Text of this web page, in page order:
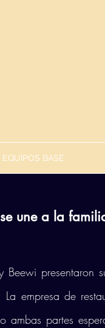
EQUIPOS BASE
une a la
Beewi presentaron
La empresa de
ambas partes